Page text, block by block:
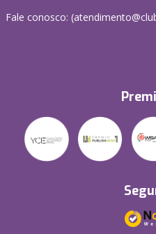
Fale conosco: